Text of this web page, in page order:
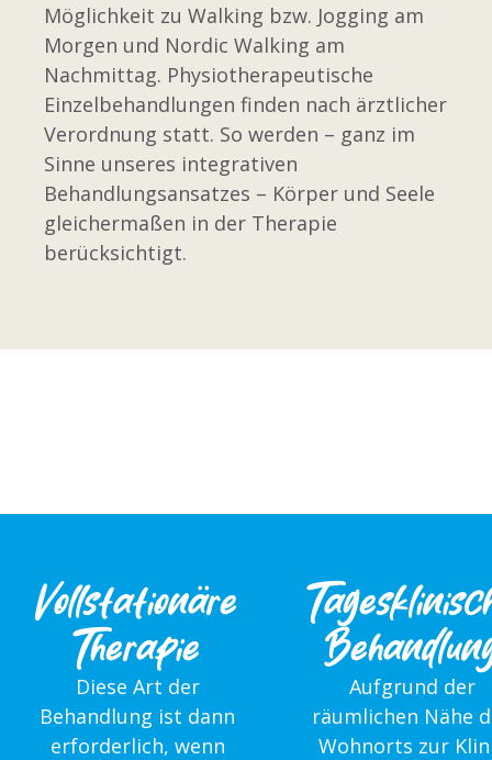
Möglichkeit zu Walking bzw. Jogging am
Morgen und Nordic Walking am
Nachmittag. Physiotherapeutische
Einzelbehandlungen finden nach ärztlicher
Verordnung statt. So werden – ganz im
Sinne unseres integrativen
Behandlungsansatzes – Körper und Seele
gleichermaßen in der Therapie
berücksichtigt.
Vollstationäre
Therapie
Diese Art der
Behandlung ist dann
erforderlich, wenn
Aufgrund der
räumlichen Nähe
Wohnorts zur